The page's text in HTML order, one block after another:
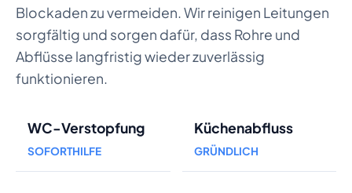
Blockaden zu vermeiden. Wir reinigen Leitungen
sorgfältig und sorgen dafür, dass Rohre und
Abflüsse langfristig wieder zuverlässig
funktionieren.
WC-Verstopfung
SOFORTHILFE
Küchenabfluss
GRÜNDLICH